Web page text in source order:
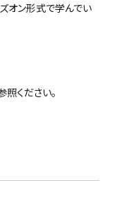
オン形式で学んでい
ください。